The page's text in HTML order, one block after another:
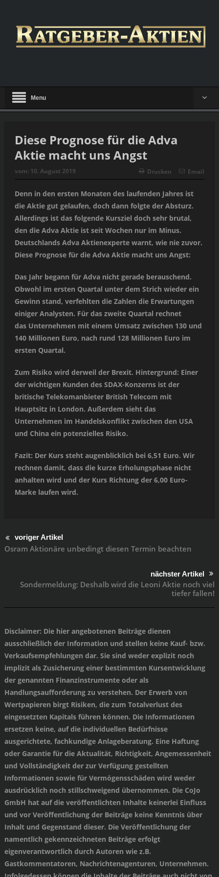
Menu
Diese Prognose für die Adva
Aktie macht uns Angst
vom: 10. August 2019 Drucken Email
Denn in den ersten Monaten des laufenden Jahres ist
die Aktie gut gelaufen, doch dann folgte der Absturz.
Allerdings ist das folgende Kursziel doch sehr brutal,
den die Adva Aktie ist seit Wochen nur im Minus.
Deutschlands Adva Aktienexperte warnt, wie nie zuvor.
Diese Prognose für die Adva Aktie macht uns Angst:
Das Jahr begann für Adva nicht gerade berauschend.
Obwohl im ersten Quartal unter dem Strich wieder ein
Gewinn stand, verfehlten die Zahlen die Erwartungen
einiger Analysten. Für das zweite Quartal rechnet
das Unternehmen mit einem Umsatz zwischen 130 und
140 Millionen Euro, nach rund 128 Millionen Euro im
ersten Quartal.
Zum Risiko wird derweil der Brexit. Hintergrund: Einer
der wichtigen Kunden des SDAX-Konzerns ist der
britische Telekomanbieter British Telecom mit
Hauptsitz in London. Außerdem sieht das
Unternehmen im Handelskonflikt zwischen den USA
und China ein potenzielles Risiko.
Fazit: Der Kurs steht augenblicklich bei 6,51 Euro. Wir
rechnen damit, dass die kurze Erholungsphase nicht
anhalten wird und der Kurs Richtung der 6,00 Euro-
Marke laufen wird.
voriger Artikel
Osram Aktionäre unbedingt diesen Termin beachten
nächster Artikel
Sondermeldung: Deshalb wird die Leoni Aktie noch viel
tiefer fallen!
Disclaimer: Die hier angebotenen Beiträge dienen
ausschließlich der Information und stellen keine Kauf- bzw.
Verkaufsempfehlungen dar. Sie sind weder explizit noch
implizit als Zusicherung einer bestimmten Kursentwicklung
der genannten Finanzinstrumente oder als
Handlungsaufforderung zu verstehen. Der Erwerb von
Wertpapieren birgt Risiken, die zum Totalverlust des
eingesetzten Kapitals führen können. Die Informationen
ersetzen keine, auf die individuellen Bedürfnisse
ausgerichtete, fachkundige Anlageberatung. Eine Haftung
oder Garantie für die Aktualität, Richtigkeit, Angemessenheit
und Vollständigkeit der zur Verfügung gestellten
Informationen sowie für Vermögensschäden wird weder
ausdrücklich noch stillschweigend übernommen. Die CoJo
GmbH hat auf die veröffentlichten Inhalte keinerlei Einfluss
und vor Veröffentlichung der Beiträge keine Kenntnis über
Inhalt und Gegenstand dieser. Die Veröffentlichung der
namentlich gekennzeichneten Beiträge erfolgt
eigenverantwortlich durch Autoren wie z.B.
Gastkommentatoren, Nachrichtenagenturen, Unternehmen.